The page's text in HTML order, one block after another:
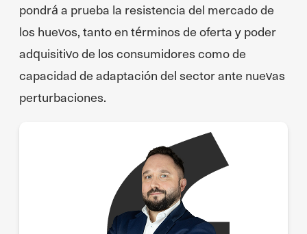
pondrá a prueba la resistencia del mercado de
los huevos, tanto en términos de oferta y poder
adquisitivo de los consumidores como de
capacidad de adaptación del sector ante nuevas
perturbaciones.